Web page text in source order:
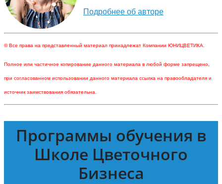
Подробнее об авторе
© Все права на представленный материал принадлежат Компании ЮНИЦВЕТИКА.
Полное или частичное копирование данного материала в любой форме запрещено,
при согласованном использовании данного материала ссылка на правообладателя и
источник заимствования обязательна.
Программы обучения в
Школе Цветочного
Бизнеса